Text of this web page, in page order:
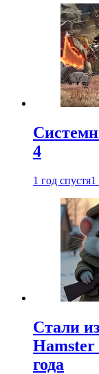
4
1 год спустя1
Стали
Hamster
года